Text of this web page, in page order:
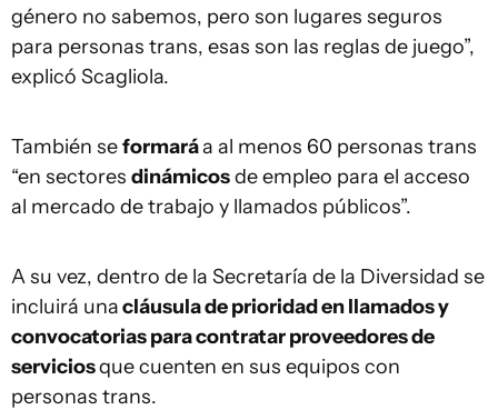
género no sabemos, pero son lugares seguros
para personas trans, esas son las reglas de juego”,
explicó Scagliola.
También seformaráa al menos 60 personas trans
“en sectores dinámicosde empleo para el acceso
al mercado de trabajo y llamados públicos”.
A su vez, dentro de la Secretaría de la Diversidad se
incluirá unacláusula de prioridad en llamados y
convocatorias para contratar proveedores de
serviciosque cuenten en sus equipos con
personas trans.